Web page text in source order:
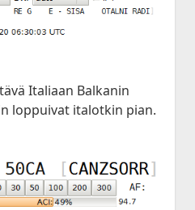
Italiaan Balkanin
loppuivat italotkin pian.